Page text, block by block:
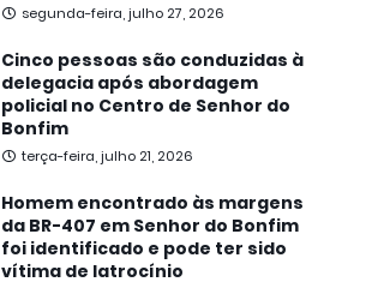
segunda-feira, julho 27, 2026
Cinco pessoas são conduzidas à
delegacia após abordagem
policial no Centro de Senhor do
Bonfim
terça-feira, julho 21, 2026
Homem encontrado às margens
da BR-407 em Senhor do Bonfim
foi identificado e pode ter sido
vítima de latrocínio